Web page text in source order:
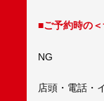
■ご予約時の
NG
店頭・電話・